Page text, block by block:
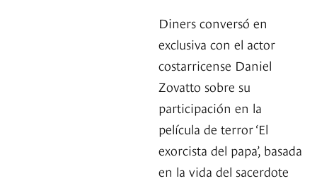
Diners conversó en
exclusiva con el actor
costarricense Daniel
Zovatto sobre su
participación en la
película de terror ‘El
exorcista del papa’, basada
en la vida del sacerdote